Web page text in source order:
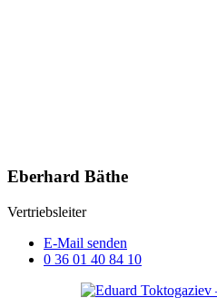
Eberhard Bäthe
Vertriebsleiter
E-Mail senden
0 36 01 40 84 10